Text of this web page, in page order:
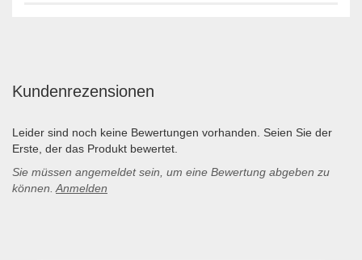
Kundenrezensionen
Leider sind noch keine Bewertungen vorhanden. Seien Sie der
Erste, der das Produkt bewertet.
Sie müssen angemeldet sein, um eine Bewertung abgeben zu
können. Anmelden